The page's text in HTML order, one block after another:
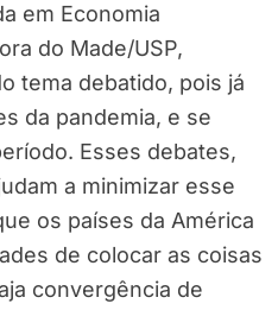
em Economia
do Made/USP,
tema debatido, pois já
da pandemia, e se
Esses debates,
a minimizar esse
os países da América
de colocar as coisas
convergência de